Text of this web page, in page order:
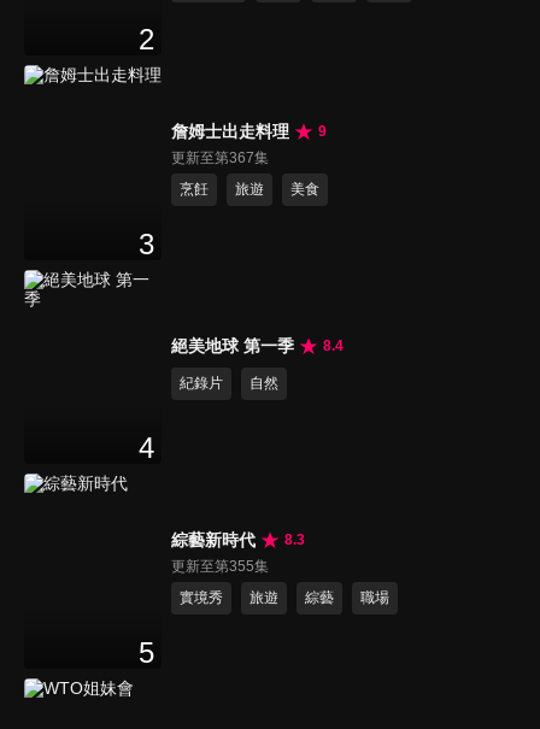
2
3
詹姆士出走料理
9
更新至第367集
烹飪
旅遊 美食
4
絕美地球 第一季 8.4
紀錄片 自然
5
綜藝新時代
8.3
更新至第355集
實境秀
旅遊 綜藝 職場